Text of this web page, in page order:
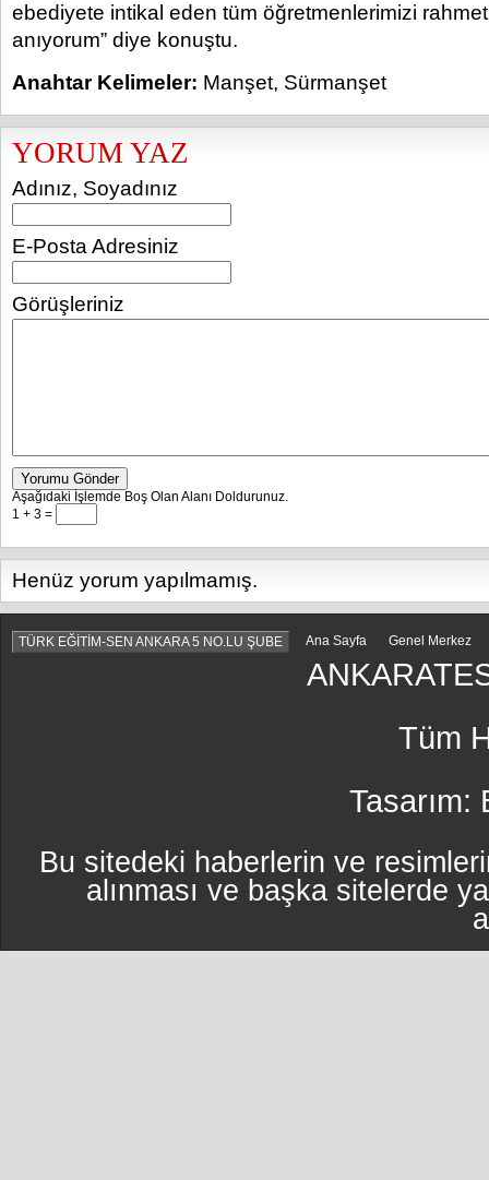
ebediyete intikal eden tüm öğretmenlerimizi
anıyorum” diye konuştu.
Anahtar Kelimeler: Manşet, Sürmanşet
YORUM YAZ
Adınız, Soyadınız
E-Posta Adresiniz
Görüşleriniz
Yorumu Gönder
Aşağıdaki İşlemde Boş Olan Alanı Doldurunuz.
1 + 3 =
Henüz yorum yapılmamış.
TÜRK EĞİTİM-SEN ANKARA 5 NO.LU ŞUBE Ana Sayfa Genel Merkez
Tüm
Tasarım:
Bu sitedeki haberlerin ve
alınması ve başka sitelerde